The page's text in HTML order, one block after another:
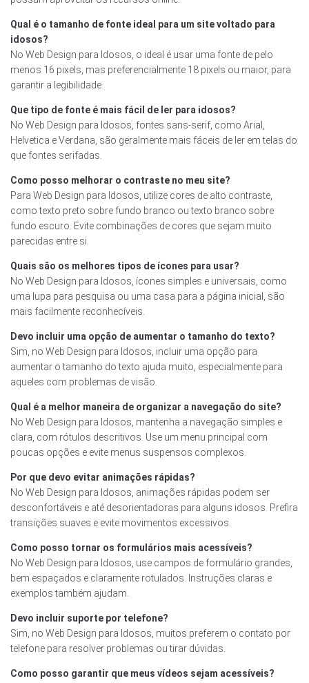
Qual é o tamanho de fonte ideal para um site voltado para
idosos?
No Web Design para Idosos, o ideal é usar uma fonte de pelo
menos 16 pixels, mas preferencialmente 18 pixels ou maior, para
garantir a legibilidade.
Que tipo de fonte é mais fácil de ler para idosos?
No Web Design para Idosos, fontes sans-serif, como Arial,
Helvetica e Verdana, são geralmente mais fáceis de ler em telas do
que fontes serifadas.
Como posso melhorar o contraste no meu site?
Para Web Design para Idosos, utilize cores de alto contraste,
como texto preto sobre fundo branco ou texto branco sobre
fundo escuro. Evite combinações de cores que sejam muito
parecidas entre si.
Quais são os melhores tipos de ícones para usar?
No Web Design para Idosos, ícones simples e universais, como
uma lupa para pesquisa ou uma casa para a página inicial, são
mais facilmente reconhecíveis.
Devo incluir uma opção de aumentar o tamanho do texto?
Sim, no Web Design para Idosos, incluir uma opção para
aumentar o tamanho do texto ajuda muito, especialmente para
aqueles com problemas de visão.
Qual é a melhor maneira de organizar a navegação do site?
No Web Design para Idosos, mantenha a navegação simples e
clara, com rótulos descritivos. Use um menu principal com
poucas opções e evite menus suspensos complexos.
Por que devo evitar animações rápidas?
No Web Design para Idosos, animações rápidas podem ser
desconfortáveis e até desorientadoras para alguns idosos. Prefira
transições suaves e evite movimentos excessivos.
Como posso tornar os formulários mais acessíveis?
No Web Design para Idosos, use campos de formulário grandes,
bem espaçados e claramente rotulados. Instruções claras e
exemplos também ajudam.
Devo incluir suporte por telefone?
Sim, no Web Design para Idosos, muitos preferem o contato por
telefone para resolver problemas ou tirar dúvidas.
Como posso garantir que meus vídeos sejam acessíveis?